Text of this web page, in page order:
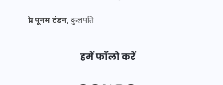
प्रो. पूनम टंडन, कुलपति
हमें फॉलो करें